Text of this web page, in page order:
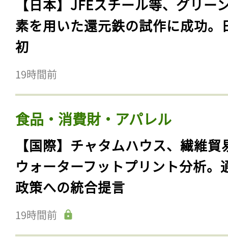
【日本】JFEスチール等、グリー
素を用いた還元鉄の試作に成功。
初
19時間前
食品・消費財・アパレル
【国際】チャタムハウス、繊維貿
ウォーターフットプリント分析。
政策への統合提言
19時間前